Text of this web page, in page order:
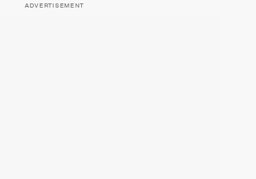
ADVERTISEMENT